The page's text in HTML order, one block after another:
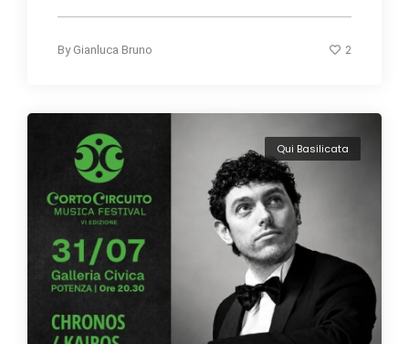
By Gianluca Bruno 2
Qui Basilicata